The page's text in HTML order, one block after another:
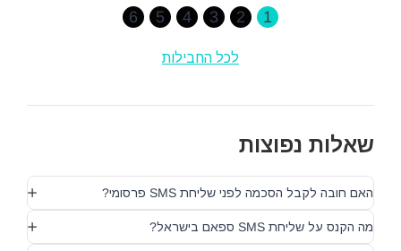
1
2
3
4
5
6
לכל החבילות
שאלות נפוצות
האם חובה לקבל הסכמה לפני שליחת SMS פרסומי?
מה הקנס על שליחת SMS ספאם בישראל?